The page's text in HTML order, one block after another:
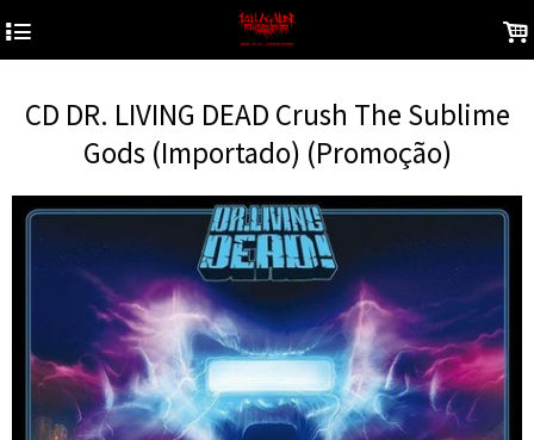
4 .
CD DR. LIVING DEAD Crush The Sublime
Gods (Importado) (Promoção)